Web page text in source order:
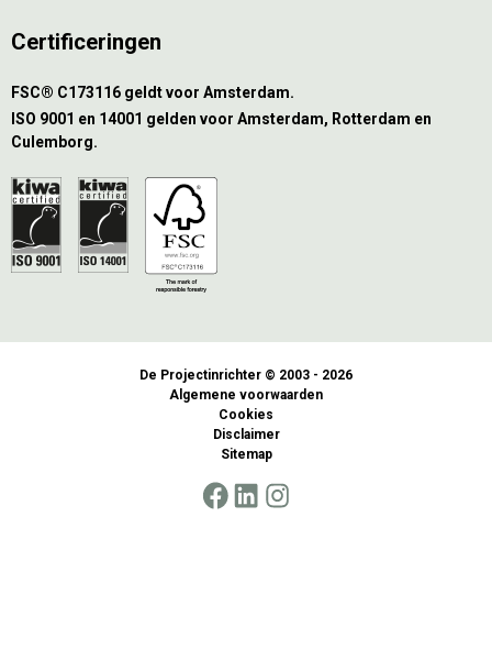
Certificeringen
FSC® C173116 geldt voor Amsterdam.
ISO 9001 en 14001 gelden voor Amsterdam, Rotterdam en
Culemborg.
De Projectinrichter © 2003 - 2026
Algemene voorwaarden
Cookies
Disclaimer
Sitemap